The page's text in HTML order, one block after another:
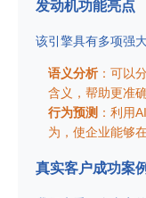
发动机功能亮点
该引擎具有多项强
语义分析：可以
含义，帮助更准
行为预测 ：利用
为，使企业能够
真实客户成功案例